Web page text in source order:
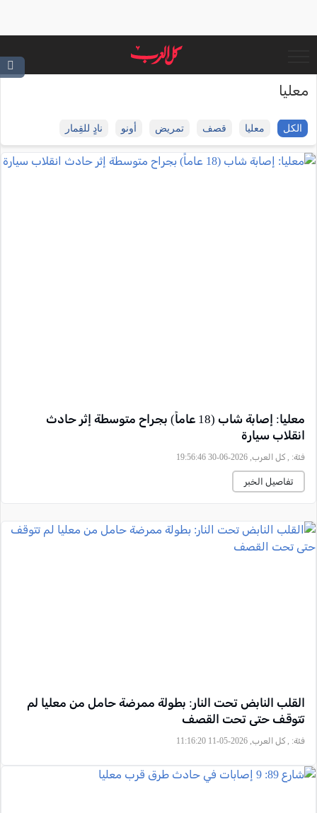
معليا
الكل معليا قصف تمريض أونو نادٍ للقِمار
معليا: إصابة شاب (18 عاماً) بجراح متوسطة إثر حادث
انقلاب سيارة
فئة: , كل العرب, 2026-06-30 19:56:46
تفاصيل الخبر
القلب النابض تحت النار: بطولة ممرضة حامل من معليا لم
تتوقف حتى تحت القصف
فئة: , كل العرب, 2026-05-11 11:16:20